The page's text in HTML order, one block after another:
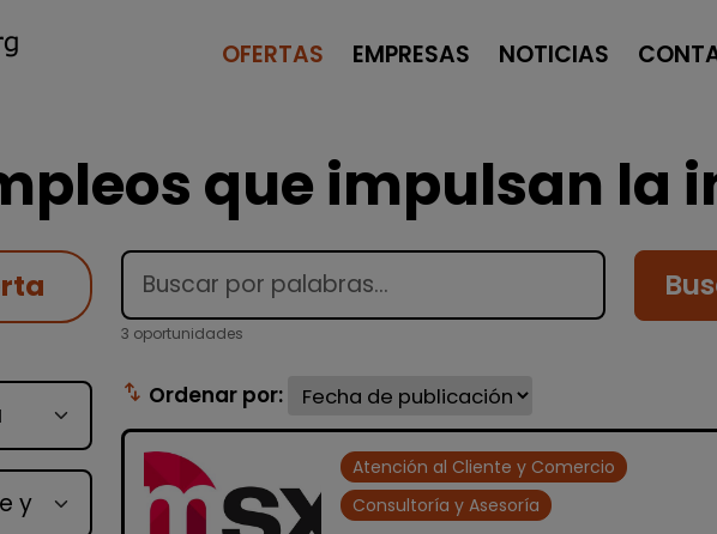
OFERTAS EMPRESAS NOTICIAS
que impulsan la
3 oportunidades
swap_vert Ordenar por:
Atención al Cliente y Comercio
Consultoría y Asesoría